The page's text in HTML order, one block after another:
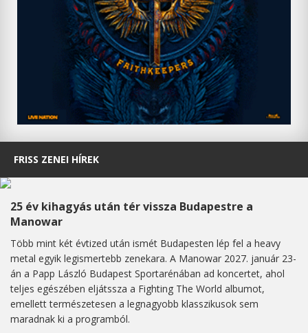
FRISS ZENEI HÍREK
25 év kihagyás után tér vissza Budapestre a
Manowar
Több mint két évtized után ismét Budapesten lép fel a heavy
metal egyik legismertebb zenekara. A Manowar 2027. január 23-
án a Papp László Budapest Sportarénában ad koncertet, ahol
teljes egészében eljátssza a Fighting The World albumot,
emellett természetesen a legnagyobb klasszikusok sem
maradnak ki a programból.